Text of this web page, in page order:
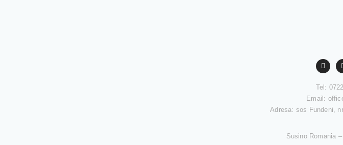
Tel:
Email:
Adresa: sos Fundeni,
Susino Romania